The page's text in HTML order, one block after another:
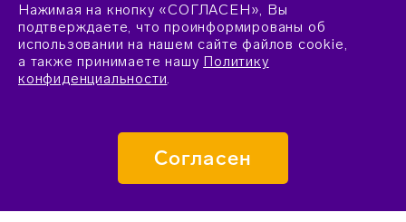
Нажимая на кнопку «СОГЛАСЕН», Вы
подтверждаете, что проинформированы об
использовании на нашем сайте файлов cookie,
а также принимаете нашу Политику
конфиденциальности.
Согласен